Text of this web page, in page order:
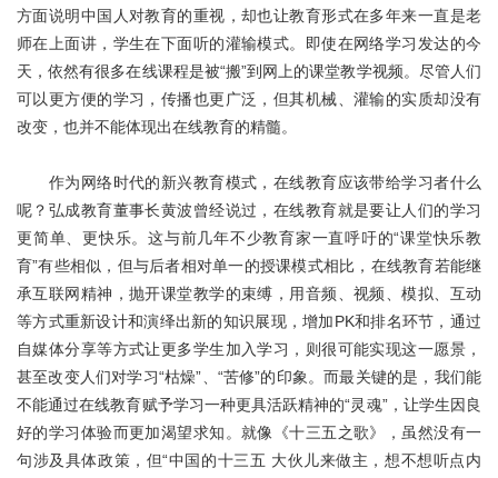
方面说明中国人对教育的重视，却也让教育形式在多年来一直是老
师在上面讲，学生在下面听的灌输模式。即使在网络学习发达的今
天，依然有很多在线课程是被“搬”到网上的课堂教学视频。尽管人们
可以更方便的学习，传播也更广泛，但其机械、灌输的实质却没有
改变，也并不能体现出在线教育的精髓。
作为网络时代的新兴教育模式，在线教育应该带给学习者什么
呢？弘成教育董事长黄波曾经说过，在线教育就是要让人们的学习
更简单、更快乐。这与前几年不少教育家一直呼吁的“课堂快乐教
育”有些相似，但与后者相对单一的授课模式相比，在线教育若能继
承互联网精神，抛开课堂教学的束缚，用音频、视频、模拟、互动
等方式重新设计和演绎出新的知识展现，增加PK和排名环节，通过
自媒体分享等方式让更多学生加入学习，则很可能实现这一愿景，
甚至改变人们对学习“枯燥”、“苦修”的印象。而最关键的是，我们能
不能通过在线教育赋予学习一种更具活跃精神的“灵魂”，让学生因良
好的学习体验而更加渴望求知。就像《十三五之歌》，虽然没有一
句涉及具体政策，但“中国的十三五 大伙儿来做主，想不想听点内